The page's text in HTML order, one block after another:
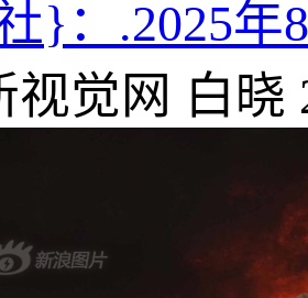
}：.2025年
视觉网 白晓